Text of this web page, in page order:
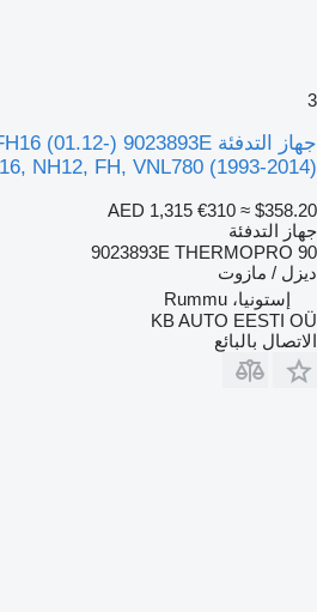
3
NH12, FH, VNL780 (1993-2014)
AED 1,315 €310 ≈ $358.20
جهاز التدفئة
9023893E THERMOPRO 90
ديزل / مازوت
إستونيا، Rummu
KB AUTO EESTI OÜ
الاتصال بالبائع